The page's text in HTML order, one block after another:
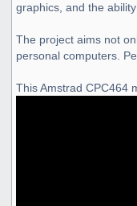
graphics, and the
The project aims not
personal computers.
This Amstrad CPC464